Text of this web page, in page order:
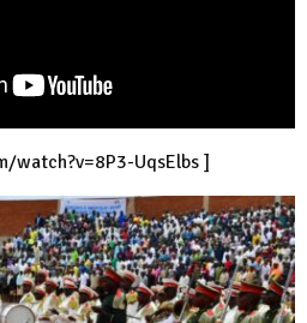
watch?v=8P3-UqsElbs ]